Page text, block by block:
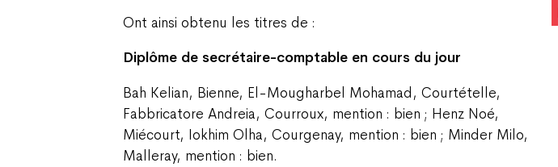
Ont ainsi obtenu les titres de :
Diplôme de secrétaire-comptable en cours du jour
Bah Kelian, Bienne, El-Mougharbel Mohamad, Courtételle,
Fabbricatore Andreia, Courroux, mention : bien ; Henz Noé,
Miécourt, Iokhim Olha, Courgenay, mention : bien ; Minder Milo,
Malleray, mention : bien.